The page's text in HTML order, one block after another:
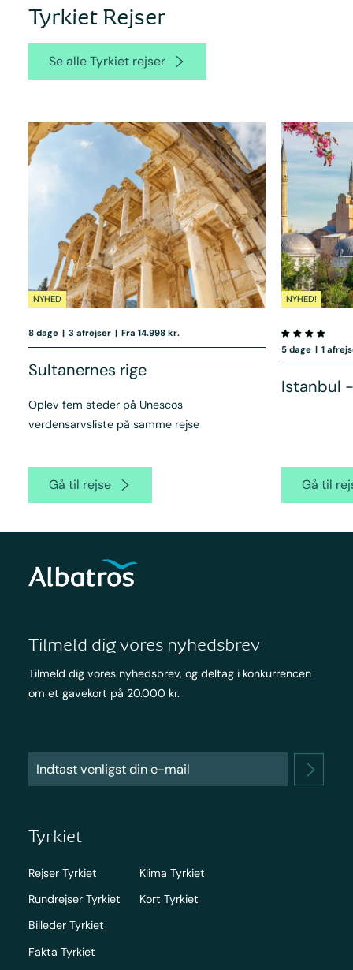
Tyrkiet Rejser
Se alle Tyrkiet rejser
NYHED
8 dage | 3 afrejser | Fra 14.998 kr.
Sultanernes rige
Oplev fem steder på Unescos
verdensarvsliste på samme rejse
Gå til rejse
NYHED!
5 dage | 1
Istanbul
Gå til
Tilmeld dig vores nyhedsbrev
Tilmeld dig vores nyhedsbrev, og deltag i konkurrencen
om et gavekort på 20.000 kr.
Tyrkiet
Rejser Tyrkiet
Rundrejser Tyrkiet
Billeder Tyrkiet
Fakta Tyrkiet
Klima Tyrkiet
Kort Tyrkiet